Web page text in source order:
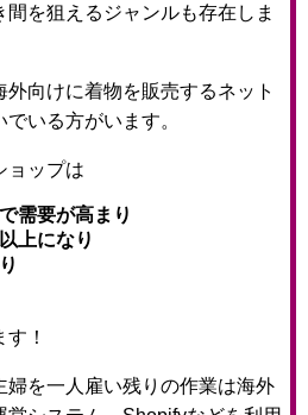
間を狙えるジャンルも存在しま
向けに着物を販売するネット
いる方がいます。
ョップは
需要が高まり
上になり
！
婦を一人雇い残りの作業は海外